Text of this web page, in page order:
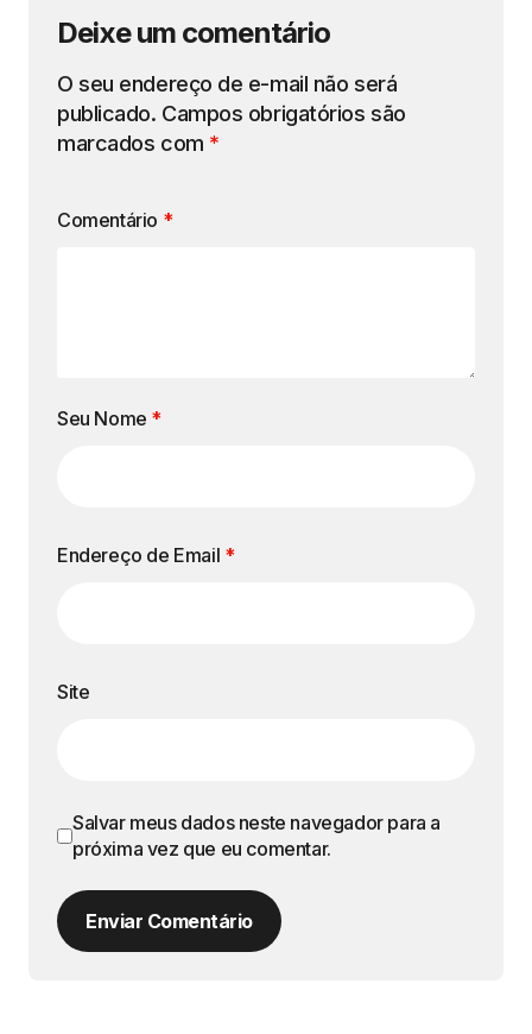
Deixe um comentário
O seu endereço de e-mail não será
publicado. Campos obrigatórios são
marcados com *
Comentário *
Seu Nome *
Endereço de Email *
Site
Salvar meus dados neste navegador para a
próxima vez que eu comentar.
Enviar Comentário